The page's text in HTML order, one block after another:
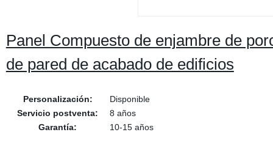
Panel Compuesto de enjambre de
de pared de acabado de edificios
Personalización:
Disponible
Servicio postventa:
8 años
Garantía:
10-15 años